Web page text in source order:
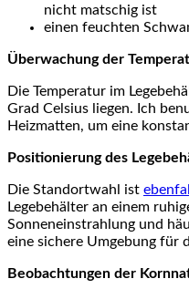
nicht matschig ist
einen feuchten​
Überwachung der
Die Temperatur im
Grad Celsius liegen. Ich
Heizmatten, um eine
Positionierung des
Die Standortwahl ist‌
Legebehälter an einem⁤
Sonneneinstrahlung und
eine sichere ⁣Umgebung für
Beobachtungen ‌der